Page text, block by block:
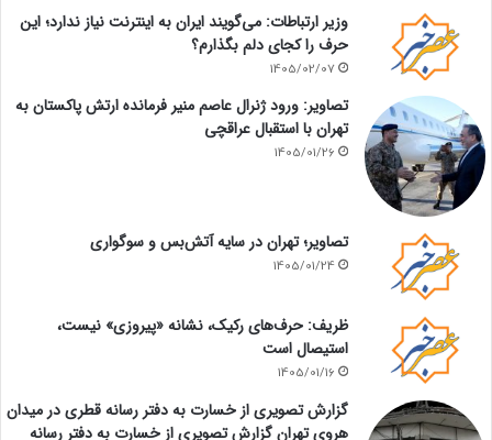
وزیر ارتباطات: می‌گویند ایران به اینترنت نیاز ندارد؛ این
حرف را کجای دلم بگذارم؟
1405/02/07
تصاویر: ورود ژنرال عاصم منیر فرمانده ارتش پاکستان به
تهران با استقبال عراقچی
1405/01/26
تصاویر؛ تهران در سایه آتش‌بس و سوگواری
1405/01/24
ظریف: حرف‌های رکیک، نشانه «پیروزی» نیست،
استیصال است
1405/01/16
گزارش تصویری از خسارت به دفتر رسانه قطری در میدان
هروی تهران گزارش تصویری از خسارت به دفتر رسانه